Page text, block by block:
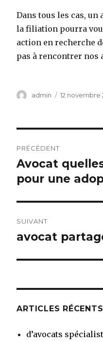
Dans tous les cas, un
la filiation pourra
action en recherche
pas à rencontrer nos
Auteur
admin
Publié
12 novembre
de
l’article
PRÉCÉDENT
Article
précédent :
Avocat
pour une
SUIVANT
Article
avocat
ARTICLES RÉCENTS
d’avocats